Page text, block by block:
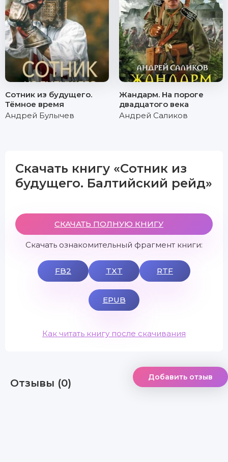
Сотник из будущего.
Тёмное время
Андрей Булычев
Жандарм. На пороге
двадцатого века
Андрей Саликов
Скачать книгу «Сотник из
будущего. Балтийский рейд»
СКАЧАТЬ ПОЛНУЮ КНИГУ
Скачать ознакомительный фрагмент книги:
FB2 TXT RTF
EPUB
Как читать книгу после скачивания
Отзывы (0) Добавить отзыв